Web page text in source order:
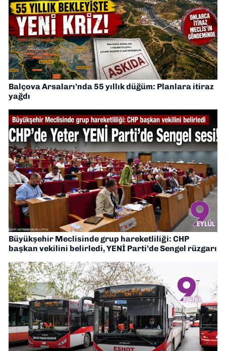
Balçova Arsaları’nda 55 yıllık düğüm: Planlara itiraz
yağdı
Büyükşehir Meclisinde grup hareketliliği: CHP
başkan vekilini belirledi, YENİ Parti’de Sengel rüzgarı